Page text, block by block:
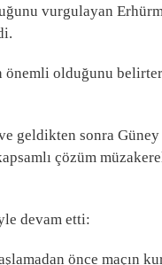
vurgulayan
önemli olduğunu
geldikten sonra Güney
çözüm
devam etti:
önce maçın